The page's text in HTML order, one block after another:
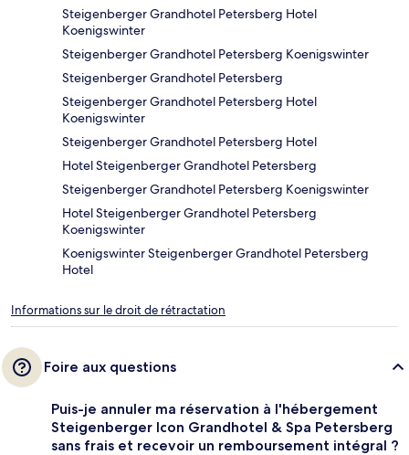
Steigenberger Grandhotel Petersberg Hotel
Koenigswinter
Steigenberger Grandhotel Petersberg Koenigswinter
Steigenberger Grandhotel Petersberg
Steigenberger Grandhotel Petersberg Hotel
Koenigswinter
Steigenberger Grandhotel Petersberg Hotel
Hotel Steigenberger Grandhotel Petersberg
Steigenberger Grandhotel Petersberg Koenigswinter
Hotel Steigenberger Grandhotel Petersberg
Koenigswinter
Koenigswinter Steigenberger Grandhotel Petersberg
Hotel
Informations sur le droit de rétractation
Foire aux questions
Puis-je annuler ma réservation à l'hébergement
Steigenberger Icon Grandhotel & Spa Petersberg
sans frais et recevoir un remboursement intégral ?